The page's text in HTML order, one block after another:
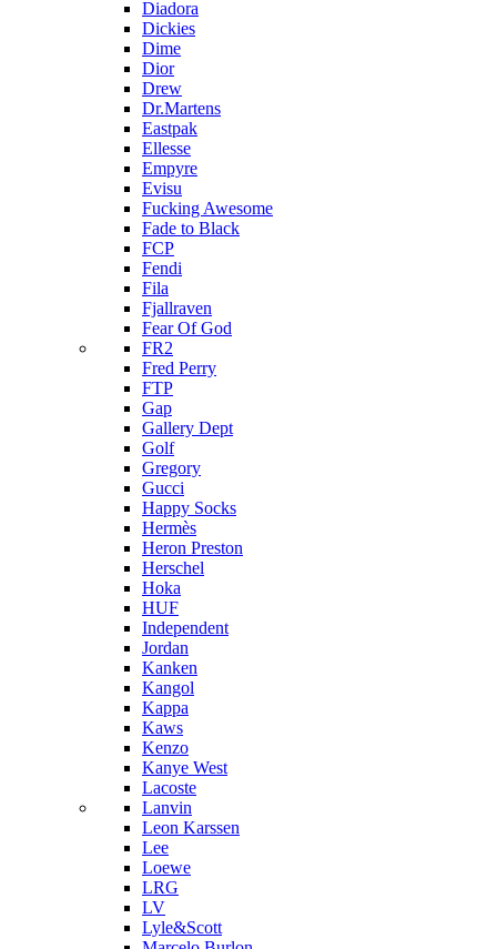
Diadora
Dickies
Dime
Dior
Drew
Dr.Martens
Eastpak
Ellesse
Empyre
Evisu
Fucking Awesome
Fade to Black
FCP
Fendi
Fila
Fjallraven
Fear Of God
FR2
Fred Perry
FTP
Gap
Gallery Dept
Golf
Gregory
Gucci
Happy Socks
Hermès
Heron Preston
Hersсhel
Hoka
HUF
Independent
Jordan
Kanken
Kangol
Kappa
Kaws
Kenzo
Kanye West
Lacoste
Lanvin
Leon Karssen
Lee
Loewe
LRG
LV
Lyle&Scott